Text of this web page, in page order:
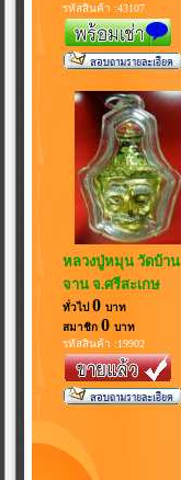
รหัสสินค้า :43107
หลวงปู่หมุน วัดบ้าน
จาน จ.ศรีสะเกษ
ทั่วไป 0 บาท
สมาชิก 0 บาท
รหัสสินค้า :19902